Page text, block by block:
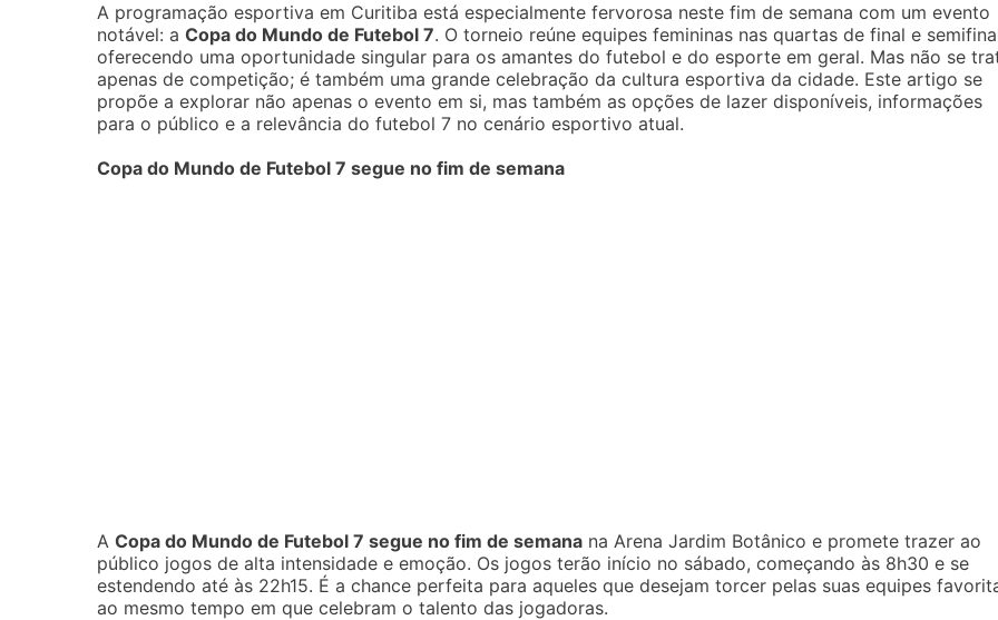
A programação esportiva em Curitiba está especialmente fervorosa neste fim de semana com um evento
notável: a Copa do Mundo de Futebol 7. O torneio reúne equipes femininas nas quartas de final e
oferecendo uma oportunidade singular para os amantes do futebol e do esporte em geral. Mas não se
apenas de competição; é também uma grande celebração da cultura esportiva da cidade. Este artigo se
propõe a explorar não apenas o evento em si, mas também as opções de lazer disponíveis, informações
para o público e a relevância do futebol 7 no cenário esportivo atual.
Copa do Mundo de Futebol 7 segue no fim de semana
A Copa do Mundo de Futebol 7 segue no fim de semana na Arena Jardim Botânico e promete trazer ao
público jogos de alta intensidade e emoção. Os jogos terão início no sábado, começando às 8h30 e se
estendendo até às 22h15. É a chance perfeita para aqueles que desejam torcer pelas suas equipes
ao mesmo tempo em que celebram o talento das jogadoras.